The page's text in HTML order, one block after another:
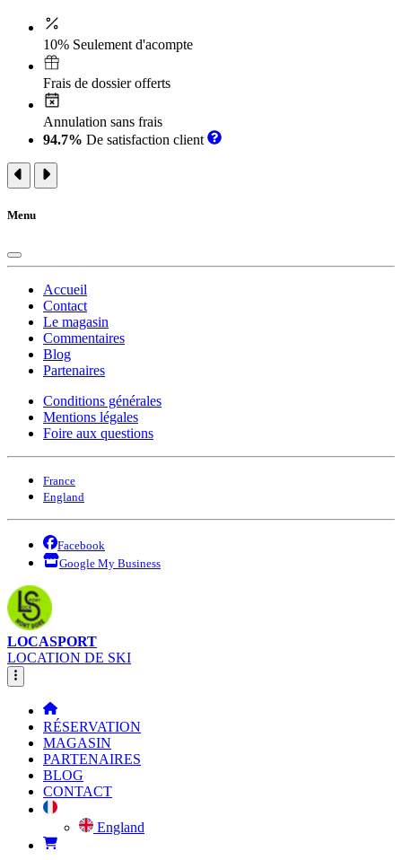
10% Seulement d'acompte
Frais de dossier offerts
Annulation sans frais
94.7% De satisfaction client
Menu
Accueil
Contact
Le magasin
Commentaires
Blog
Partenaires
Conditions générales
Mentions légales
Foire aux questions
France
England
Facebook
Google My Business
LOCASPORT
LOCATION DE SKI
RÉSERVATION
MAGASIN
PARTENAIRES
BLOG
CONTACT
England